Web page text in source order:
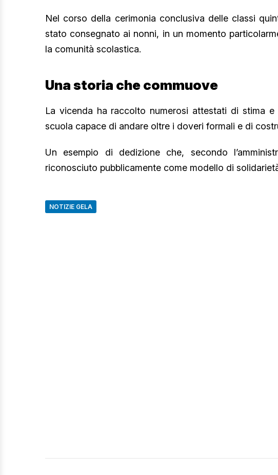
Nel corso della cerimonia conclusiva delle classi
stato consegnato ai nonni, in un momento
la comunità scolastica.
Una storia che commuove
La vicenda ha raccolto numerosi attestati di stima
scuola capace di andare oltre i doveri formali e di
Un esempio di dedizione che, secondo
riconosciuto pubblicamente come modello di
NOTIZIE GELA